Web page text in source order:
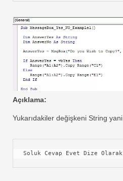
Açıklama:
Yukarıdakiler değişkeni String yani
Soluk Cevap Evet Dize Olarak